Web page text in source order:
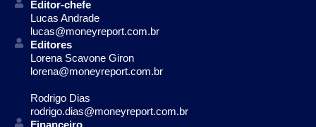
Editor-chefe
Lucas Andrade
lucas@moneyreport.com.br
Editores
Lorena Scavone Giron
lorena@moneyreport.com.br
Rodrigo Dias
rodrigo.dias@moneyreport.com.br
Financeiro